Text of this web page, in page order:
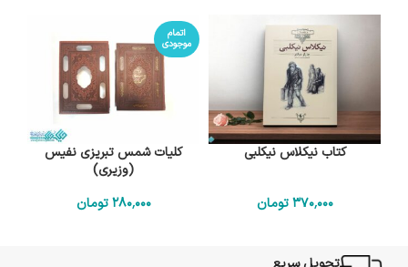
کتاب نیکلاس نیکلبی
370٬000 تومان
اتمام
موجودی
کلیات شمس تبریزی نفیس
(وزیری)
280٬000 تومان